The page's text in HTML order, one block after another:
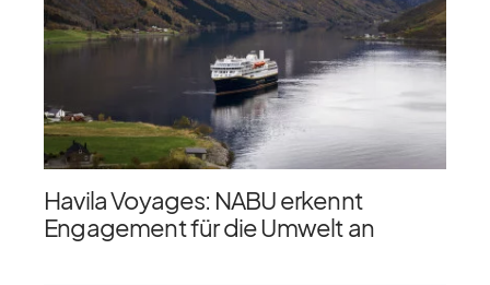
Havila Voyages: NABU erkennt
Engagement für die Umwelt an